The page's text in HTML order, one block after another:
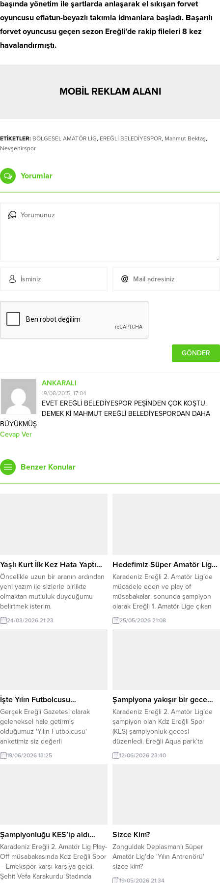
başında yönetim ile şartlarda anlaşarak el sıkışan forvet
oyuncusu eflatun-beyazlı takımla idmanlara başladı. Başarılı
forvet oyuncusu geçen sezon Ereğli’de rakip fileleri 8 kez
havalandırmıştı.
MOBİL REKLAM ALANI
ETİKETLER: BÖLGESEL AMATÖR LİG, EREĞLİ BELEDİYESPOR, Mahmut Bektaş,
Nevşehirspor
Yorumlar
ANKARALI
19/08/2015, 17:04
EVET EREĞLİ BELEDİYESPOR PEŞİNDEN ÇOK KOŞTU.
DEMEK Kİ MAHMUT EREĞLİ BELEDİYESPORDAN DAHA
BÜYÜKMÜŞ
Cevap Ver
Benzer Konular
Yaşlı Kurt İlk Kez Hata Yaptı…
Öncelikle uzun bir aranın ardından
yeni yazım ile sizlerle birlikte
olmaktan mutluluk duyduğumu
belirtmek isterim.
24/03/2026 21:23
Hedefimiz Süper Amatör Lig…
Karadeniz Ereğli 2. Amatör Lig’de
mücadele eden ve play of
müsabakaları sonunda şampiyon
olarak Ereğli 1. Amatör Lige çıkan
Kdz Ereğli Spor (KES) Başkan Vekili
Can Yaman sezon sonu
25/05/2026 21:08
İşte Yılın Futbolcusu…
Gerçek Ereğli Gazetesi olarak
geleneksel hale getirmiş
olduğumuz 'Yılın Futbolcusu'
anketimiz siz değerli
okuyucularımızın oyları ile
belirlendi.
19/06/2026 13:25
Şampiyona yakışır bir gece…
Karadeniz Ereğli 2. Amatör Lig’de
şampiyon olan Kdz Ereğli Spor
(KES) şampiyonluk gecesi
düzenledi. Ereğli Aqua park’ta
düzenlenen gecede yönetimi
futbolcular gönüllerince eğlendi.
2027 futbol sezonunda Antrenör...
12/06/2026 23:40
Şampiyonluğu KES’ip aldı…
Karadeniz Ereğli 2. Amatör Lig Play-
Off müsabakasında Kdz Ereğli Spor
– Emekspor karşı karşıya geldi.
Şehit Vefa Karakurdu Stadında
Sizce Kim?
Zonguldak Deplasmanlı Süper
Amatör Lig'de 'Yılın Antrenörü'
sizce kim?
19/05/2026 21:34